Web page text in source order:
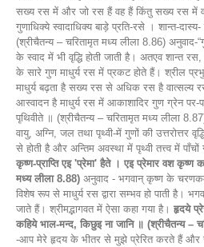
सख्य रस में और जो रस हैं वह हैं किंतु सख्य रस में
गुणाधिक्ये स्वादाधिक्य बाड़े प्रति-रसे । शान्त-
(श्रीचैतन्य – चरितामृत मध्य लीला 8.86) अनुवाद-
के स्वाद में भी वृद्धि होती जाती है। अतएव शान्त
के सारे गुण माधुर्य रस में प्रकट होते हैं। श्रील
माधुर्य बढ़ता है सख्य रस से अधिक रस है वात्सल्य
आस्वादन है माधुर्य रस में आकाशादिर गुण ग्रेन
पृथिवीते ॥ (श्रीचैतन्य – चरितामृत मध्य लीला
वायु, अग्नि, जल तथा पृथ्वी-में गुणों की उत्तरोत्तर
से होती है और अन्तिम अवस्था में पृथ्वी तत्त्व में पाँचों
कृष्ण-प्राप्ति एइ 'प्रेमा' हैते । एइ प्रेमार वश कृष्ण
मध्य लीला 8.88) अनुवाद - भगवान् कृष्ण के
विशेष रूप से माधुर्य रस द्वारा सम्भव हो पाती है।
जाते हैं। श्रीमद्भागवत में ऐसा कहा गया है। हृदये
कहिये भाल-मन्द, किछुइ ना जानि ॥ (श्रीचैतन्य –
-आप मेरे हृदय के भीतर से मुझे प्रेरित करते हैं और